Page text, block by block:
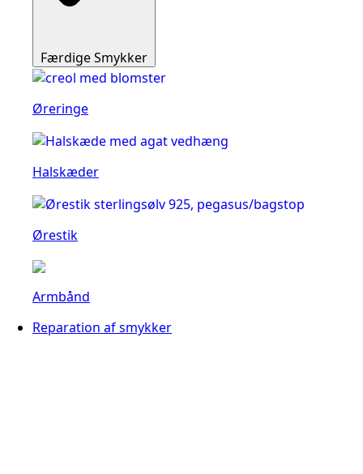
Færdige Smykker
Øreringe
Halskæder
Ørestik
Armbånd
Reparation af smykker